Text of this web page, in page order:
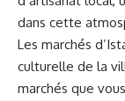
dans cette
Les marchés
culturelle de la
marchés que